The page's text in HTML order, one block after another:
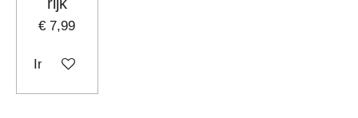
€ 7,99
In winkelwagen